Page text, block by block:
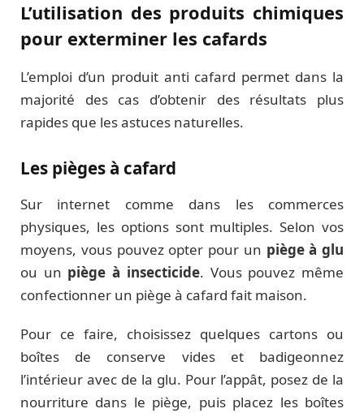
L’utilisation des produits chimiques
pour exterminer les cafards
L’emploi d’un produit anti cafard permet dans la
majorité des cas d’obtenir des résultats plus
rapides que les astuces naturelles.
Les pièges à cafard
Sur internet comme dans les commerces
physiques, les options sont multiples. Selon vos
moyens, vous pouvez opter pour un piège à glu
ou un piège à insecticide. Vous pouvez même
confectionner un piège à cafard fait maison.
Pour ce faire, choisissez quelques cartons ou
boîtes de conserve vides et badigeonnez
l’intérieur avec de la glu. Pour l’appât, posez de la
nourriture dans le piège, puis placez les boîtes